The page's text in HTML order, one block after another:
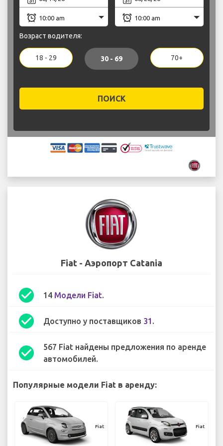
Возраст водителя:
18 - 29 30 - 69 70+
ПОИСК
Fiat - Аэропорт Catania
check_circle 14 Модели Fiat.
check_circle Доступно у поставщиков 31 .
check_circle
567 Fiat найдены предложения по аренде
автомобилей.
Популярные модели Fiat в аренду:
Fiat Fiat